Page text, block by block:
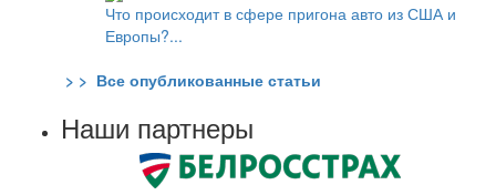
Что происходит в сфере пригона авто из США и
Европы?...
> > Все опубликованные статьи
Наши партнеры